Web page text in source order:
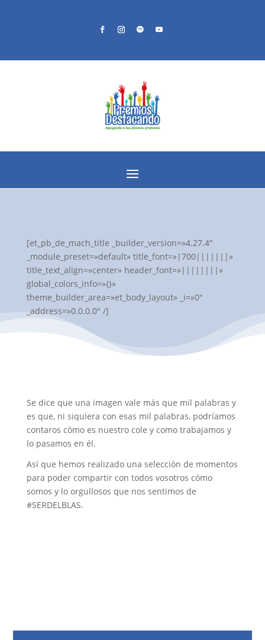
[et_pb_de_mach_title _builder_version=»4.27.4″
_module_preset=»default» title_font=»|700|||||||»
title_text_align=»center» header_font=»||||||||»
global_colors_info=»{}»
theme_builder_area=»et_body_layout» _i=»0″
_address=»0.0.0.0″ /]
Se dice que una imagen vale más que mil palabras y
es que, ni siquiera con esas mil palabras, podríamos
contaros cómo es nuestro cole y como trabajamos y
lo pasamos en él.
Así que hemos realizado una selección de momentos
para poder compartir con todos vosotros cómo
somos y lo orgullosos que nos sentimos de
#SERDELBLAS.